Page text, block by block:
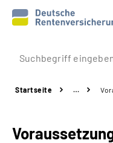
Prävention
Rente
Startseite …